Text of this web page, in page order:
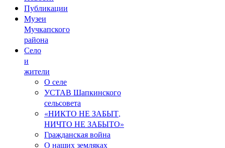
Публикации
Музеи
Мучкапского
района
Село
и
жители
О селе
УСТАВ Шапкинского
сельсовета
«НИКТО НЕ ЗАБЫТ,
НИЧТО НЕ ЗАБЫТО»
Гражданская война
О наших земляках